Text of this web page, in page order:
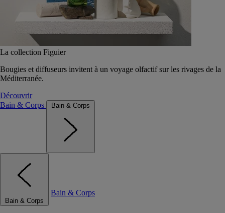
La collection Figuier
Bougies et diffuseurs invitent à un voyage olfactif sur les rivages de la
Méditerranée.
Découvrir
Bain & Corps
Bain & Corps
Bain & Corps
Bain & Corps